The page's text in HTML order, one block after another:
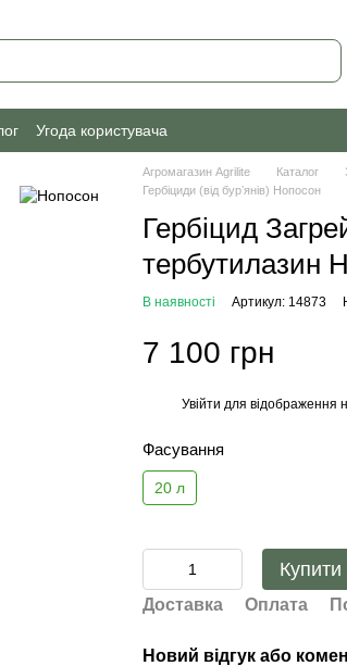
Угода користувача
Агромагазин Agrilite Каталог
Гербіциди (від бурʼянів) Нопосон
Гербіцид
тербутилазин
В наявності Артикул: 14873
7 100 грн
Увійти для відображення
Фасування
20 л
Купити
Доставка Оплата
Новий відгук або